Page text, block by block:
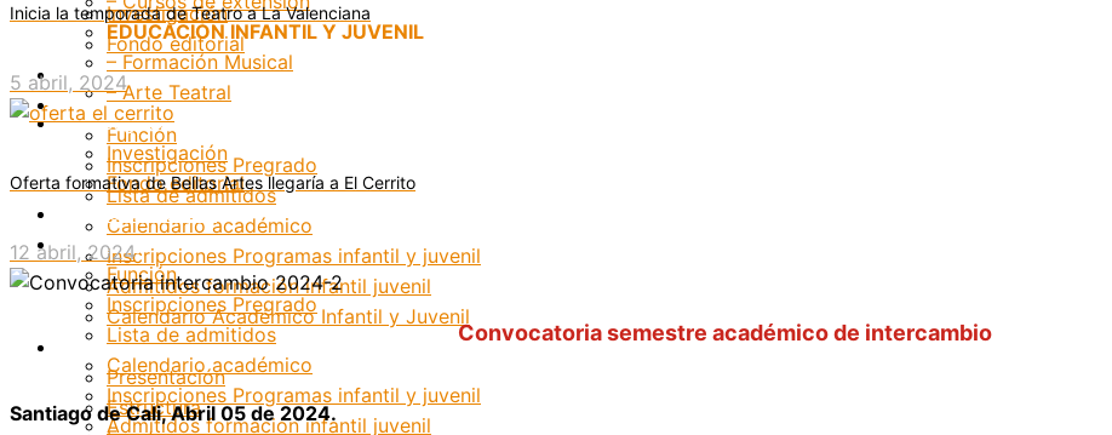
Investigación
Fondo editorial
Grupos Artísticos
Registro
Función
Inscripciones Pregrado
Lista de admitidos
Calendario académico
Inscripciones Programas infantil y juvenil
Admitidos formación infantil juvenil
Calendario Académico Infantil y Juvenil
Bienestar
Presentación
Estructura
EDUCACIÓN INFANTIL Y JUVENIL
– Formación Musical
– Arte Teatral
Investigación
Investigación
Fondo editorial
Grupos Artísticos
Registro
Función
Inscripciones Pregrado
Lista de admitidos
Calendario académico
Inscripciones Programas infantil y juvenil
Admitidos formación infantil juvenil
Inicia la temporada de Teatro a La Valenciana
5 abril, 2024
Oferta formativa de Bellas Artes llegaría a El Cerrito
12 abril, 2024
Convocatoria semestre académico de intercambio
Santiago de Cali, Abril 05 de 2024.